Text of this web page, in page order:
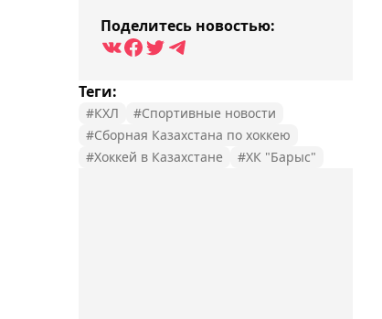
Поделитесь новостью:
Теги:
#КХЛ
#Спортивные новости
#Сборная Казахстана по хоккею
#Хоккей в Казахстане
#ХК "Барыс"